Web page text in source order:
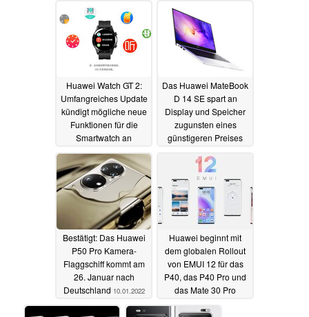
Huawei Watch GT 2:
Umfangreiches Update
kündigt mögliche neue
Funktionen für die
Smartwatch an
13.01.2022
Das Huawei MateBook
D 14 SE spart an
Display und Speicher
zugunsten eines
günstigeren Preises
13.01.2022
Bestätigt: Das Huawei
P50 Pro Kamera-
Flaggschiff kommt am
26. Januar nach
Deutschland 10.01.2022
Huawei beginnt mit
dem globalen Rollout
von EMUI 12 für das
P40, das P40 Pro und
das Mate 30 Pro
10.01.2022